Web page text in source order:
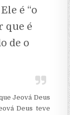
é “o
que é
de o
Jeová Deus
Deus teve